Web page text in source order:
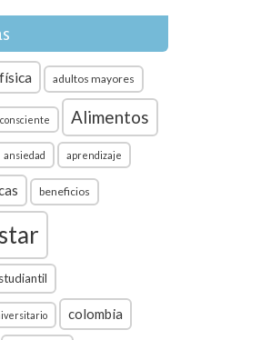
adultos mayores
Alimentos
ansiedad aprendizaje
beneficios
colombia